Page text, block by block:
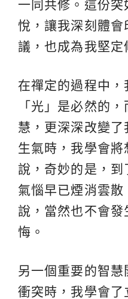
一同共修。這份
悅，讓我深刻體會
議，也成為我堅定
在禪定的過程中，
「光」是必然的
慧，更深深改變
生氣時，我學會
說，奇妙的是，到
氣惱早已煙消雲
說，當然也不會發
悔。
另一個重要的智
衝突時，我學會了